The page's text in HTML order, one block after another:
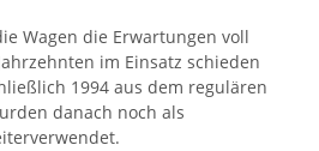
Wagen die Erwartungen voll
im Einsatz schieden
1994 aus dem regulären
danach noch als